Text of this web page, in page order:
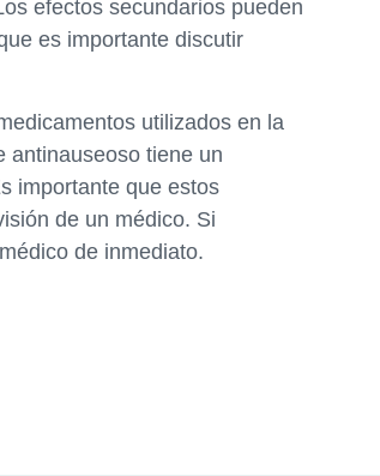
efectos secundarios pueden
es importante discutir
utilizados en la
antinauseoso tiene un
importante que estos
de un médico. Si
de inmediato.